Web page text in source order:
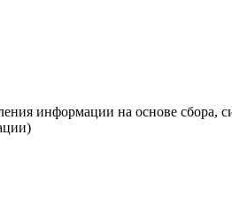
информации на основе сбора,